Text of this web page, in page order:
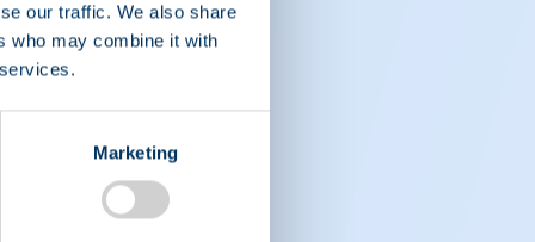
our traffic. We also share
who may combine it with
Marketing